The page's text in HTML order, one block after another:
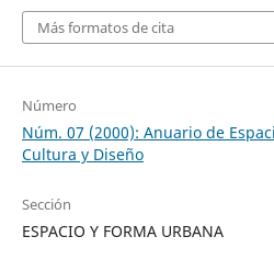
Más formatos de cita
Número
Núm. 07 (2000): Anuario de
Cultura y Diseño
Sección
ESPACIO Y FORMA URBANA